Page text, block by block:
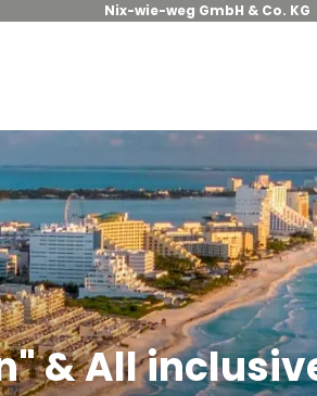
Nix-wie-weg GmbH & Co. KG
& All